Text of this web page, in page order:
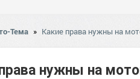
Тема » Какие права нужны на
нужны на